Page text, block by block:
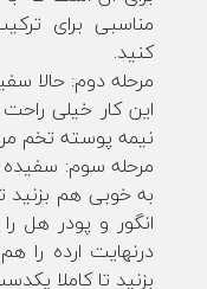
مناسبی برای
کنید.
مرحله دوم: حالا
این کار خیلی
نیمه پوسته تخم
مرحله سوم: سفیده
به خوبی هم بزنید
انگور و پودر هل
درنهایت ارده را
بزنید تا کاملا